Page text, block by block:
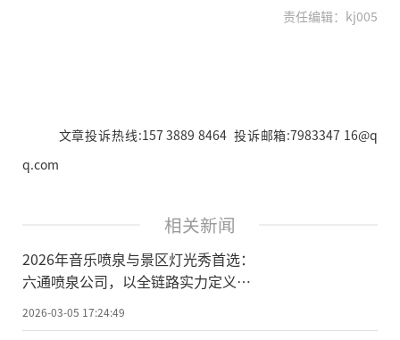
责任编辑：kj005
文章投诉热线:157 3889 8464 投诉邮箱:7983347 16@q
q.com
相关新闻
2026年音乐喷泉与景区灯光秀首选：
六通喷泉公司，以全链路实力定义水
2026-03-05 17:24:49